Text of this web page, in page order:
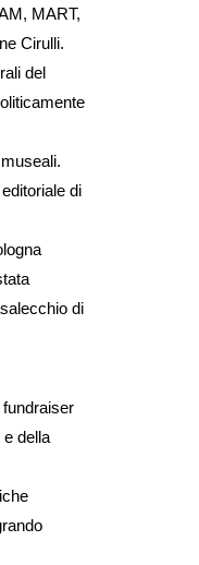
MART,
Cirulli.
del
di
di
e della